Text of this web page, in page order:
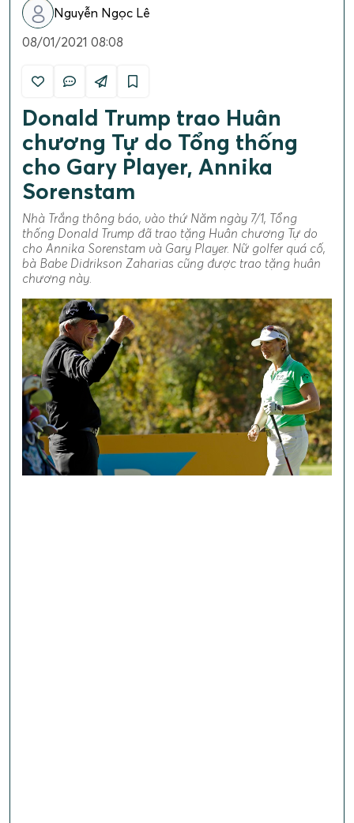
Nguyễn Ngọc Lê
08/01/2021 08:08
Donald Trump trao Huân
chương Tự do Tổng thống
cho Gary Player, Annika
Sorenstam
Nhà Trắng thông báo, vào thứ Năm ngày 7/1, Tổng
thống Donald Trump đã trao tặng Huân chương Tự do
cho Annika Sorenstam và Gary Player. Nữ golfer quá cố,
bà Babe Didrikson Zaharias cũng được trao tặng huân
chương này.